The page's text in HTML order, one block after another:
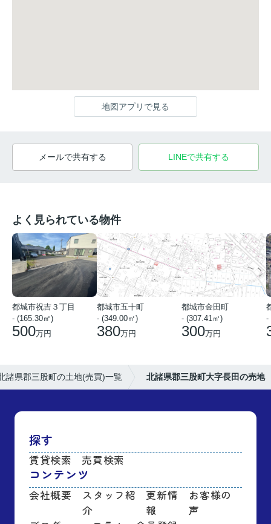
地図アプリで見る
メールで共有する LINEで共有する
よく見られている物件
都城市祝吉３丁目
- (165.30㎡)
500万円
都城市五十町
- (349.00㎡)
380万円
都城市金田町
- (307.41㎡)
300万円
-
諸県郡三股町の土地(売買)一覧 北諸県郡三股町大字長田の売地
探す
賃貸検索 売買検索
コンテンツ
会社概要
スタッフ紹
介
更新情
報
お客様の
声